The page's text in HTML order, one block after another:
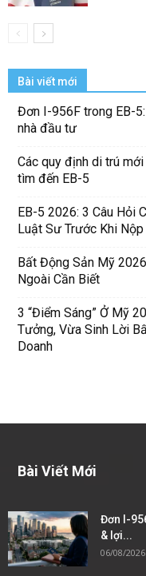
Bài viết mới
Đơn I-956F trong EB-
nhà đầu tư
Các quy định di trú
tìm đến EB-5
EB-5 2026: 3 Câu Hỏi
Luật Sư Trước Khi
Bất Động Sản Mỹ
Ngoài Cần Biết
3 “Điểm Sáng” Ở Mỹ
Tưởng, Vừa Sinh Lời
Doanh
Bài Viết Mới
Đơn I-
& lợi...
06/08/2026